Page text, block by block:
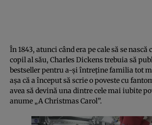
În 1843, atunci când era pe cale să se nască
copil al său, Charles Dickens trebuia să
bestseller pentru a-și întreține familia tot
așa că a început să scrie o poveste cu
avea să devină una dintre cele mai iubite
anume „A Christmas Carol”.